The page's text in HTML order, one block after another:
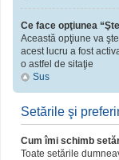
Ce face opţiunea
Această opţiune va
acest lucru a fost
o astfel de sitaţie
Sus
Setările şi
Cum îmi schimb
Toate setările